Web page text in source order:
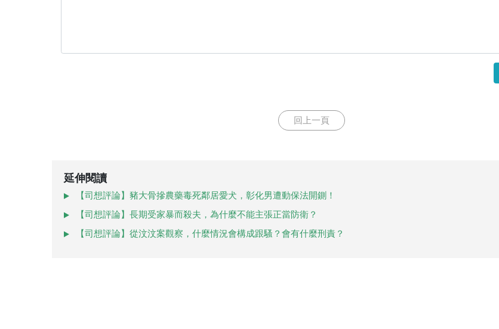
回上一頁
延伸閱讀
【司想評論】豬大骨摻農藥毒死鄰居愛犬，彰化男遭動保法開鍘！
【司想評論】長期受家暴而殺夫，為什麼不能主張正當防衛？
【司想評論】從汶汶案觀察，什麼情況會構成跟騷？會有什麼刑責？